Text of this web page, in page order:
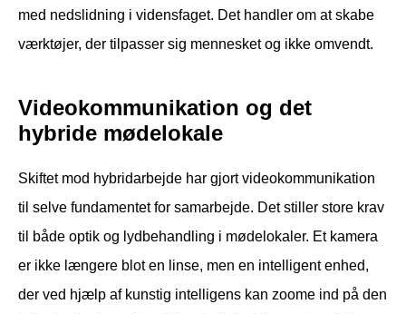
med nedslidning i vidensfaget. Det handler om at skabe
værktøjer, der tilpasser sig mennesket og ikke omvendt.
Videokommunikation og det
hybride mødelokale
Skiftet mod hybridarbejde har gjort videokommunikation
til selve fundamentet for samarbejde. Det stiller store krav
til både optik og lydbehandling i mødelokaler. Et kamera
er ikke længere blot en linse, men en intelligent enhed,
der ved hjælp af kunstig intelligens kan zoome ind på den